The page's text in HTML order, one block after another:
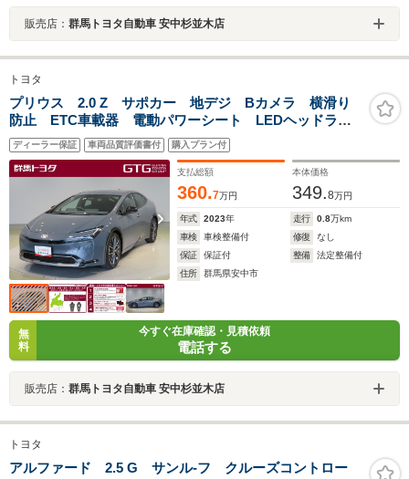
販売店： 群馬トヨタ自動車 安中杉並木店
トヨタ
プリウス 2.0 Z サポカー 地デジ Bカメラ 横滑り
防止 ETC車載器 電動パワーシート LEDヘッドライ
ト 100V充電 テレビ アルミホイール エアコン 運
転席エアバッグ 盗難防止システム メディアプレイヤ
ー接続
ディーラー保証 車両品質評価書付 購入プラン付
支払総額
360.7万円
本体価格
349.8万円
年式 2023年 走行 0.8万km
車検
車検整備付 修復
なし
保証
保証付 整備
法定整備付
住所
群馬県安中市
無
料
今すぐ在庫確認・見積依頼
電話する
販売店： 群馬トヨタ自動車 安中杉並木店
トヨタ
アルファード 2.5 G サンル-フ クルーズコントロー